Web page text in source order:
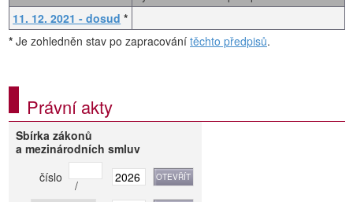
11. 12. 2021 - dosud *
* Je zohledněn stav po zapracování těchto předpisů.
Právní akty
Sbírka zákonů
a mezinárodních smluv
číslo
/